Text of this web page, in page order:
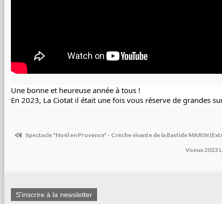
Une bonne et heureuse année à tous !
En 2023, La Ciotat il était une fois vous réserve de grandes
Spectacle "Noël en Provence" - Crèche vivante de la Bastide MARIN
Voeux 2023
S'inscrire à la newsletter